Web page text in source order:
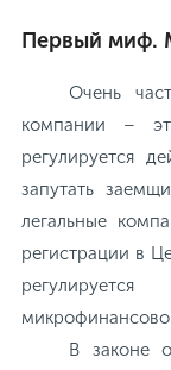
Первый миф.
Очень
компании –
регулируется
запутать
легальные
регистрации в
В законе